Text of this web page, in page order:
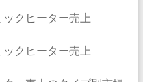
クヒーター売上
クヒーター売上